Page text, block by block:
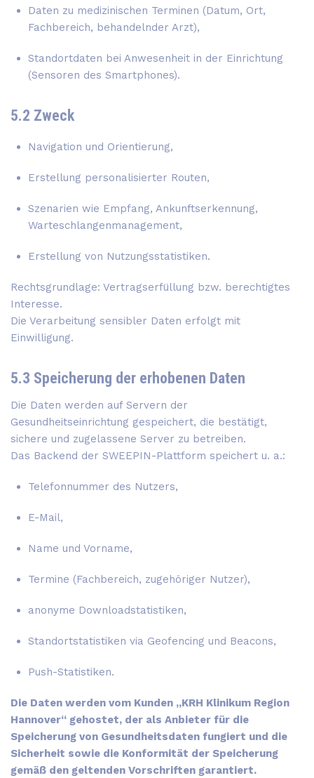
Daten zu medizinischen Terminen (Datum, Ort,
Fachbereich, behandelnder Arzt),
Standortdaten bei Anwesenheit in der Einrichtung
(Sensoren des Smartphones).
5.2 Zweck
Navigation und Orientierung,
Erstellung personalisierter Routen,
Szenarien wie Empfang, Ankunftserkennung,
Warteschlangenmanagement,
Erstellung von Nutzungsstatistiken.
Rechtsgrundlage: Vertragserfüllung bzw. berechtigtes
Interesse.
Die Verarbeitung sensibler Daten erfolgt mit
Einwilligung.
5.3 Speicherung der erhobenen Daten
Die Daten werden auf Servern der
Gesundheitseinrichtung gespeichert, die bestätigt,
sichere und zugelassene Server zu betreiben.
Das Backend der SWEEPIN-Plattform speichert u. a.:
Telefonnummer des Nutzers,
E-Mail,
Name und Vorname,
Termine (Fachbereich, zugehöriger Nutzer),
anonyme Downloadstatistiken,
Standortstatistiken via Geofencing und Beacons,
Push-Statistiken.
Die Daten werden vom Kunden „KRH Klinikum Region
Hannover“ gehostet, der als Anbieter für die
Speicherung von Gesundheitsdaten fungiert und die
Sicherheit sowie die Konformität der Speicherung
gemäß den geltenden Vorschriften garantiert.